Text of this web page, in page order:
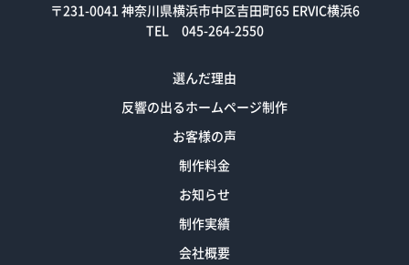
〒231-0041 神奈川県横浜市中区吉田町65 ERVIC横浜6
TEL 045-264-2550
選んだ理由
反響の出るホームページ制作
お客様の声
制作料金
お知らせ
制作実績
会社概要